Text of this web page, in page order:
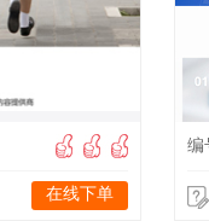
在线下单
编